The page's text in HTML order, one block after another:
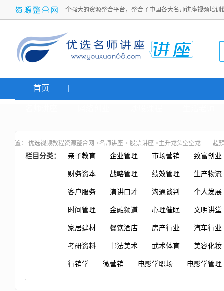
一个强大的资源整合平台，整合了中国各大名师讲座视频培
首页
置： 优选视频教程资源整合网 >名师讲座 > 股票讲座 >主升龙头空空龙－－超
栏目分类： 亲子教育 企业管理 市场营销 致富创业
财务资本 战略管理 绩效管理 生产物流
客户服务 演讲口才 沟通谈判 个人发展
时间管理 金融频道 心理催眠 文明讲堂
家居建材 餐饮酒店 房产行业 汽车行业
考研资料 书法美术 武术体育 美容化妆
行销学 微营销 电影学职场 电影学管理